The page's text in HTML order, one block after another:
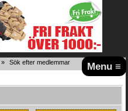
Menu ≡
» Sök efter medlemmar